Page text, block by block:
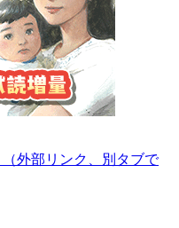
（外部リンク、別タブで